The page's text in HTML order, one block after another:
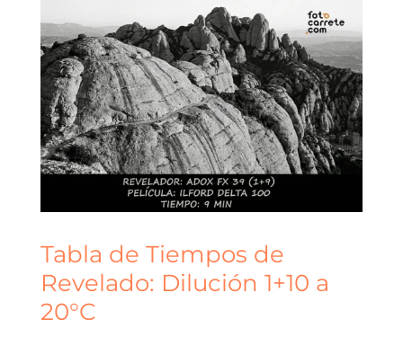
Tabla de Tiempos de
Revelado: Dilución 1+10 a
20°C